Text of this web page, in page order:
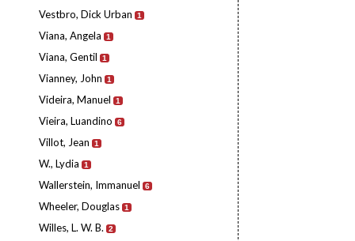
Vestbro, Dick Urban 1
Viana, Angela 1
Viana, Gentil 1
Vianney, John 1
Videira, Manuel 1
Vieira, Luandino 6
Villot, Jean 1
W., Lydia 1
Wallerstein, Immanuel 6
Wheeler, Douglas 1
Willes, L. W. B. 2